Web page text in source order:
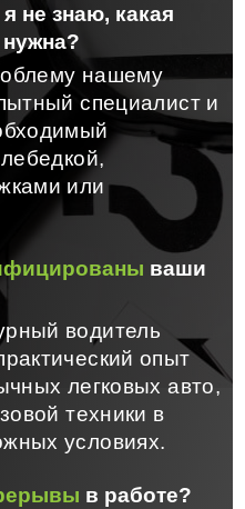
не знаю, какая
нашему
специалист и
или
ваши
водитель
опыт
легковых авто,
техники в
условиях.
в работе?